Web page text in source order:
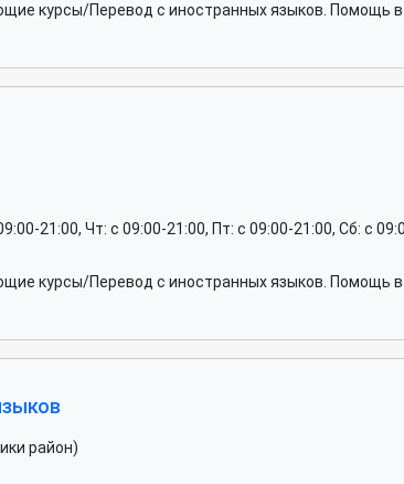
курсы/Перевод с иностранных языков. Помощь
21:00, Чт: c 09:00-21:00, Пт: c 09:00-21:00, Сб: c
курсы/Перевод с иностранных языков. Помощь
район)